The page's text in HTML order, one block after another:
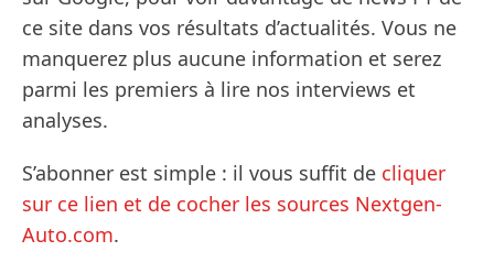
ce site dans vos résultats d’actualités. Vous ne
manquerez plus aucune information et serez
parmi les premiers à lire nos interviews et
analyses.
S’abonner est simple : il vous suffit de cliquer
sur ce lien et de cocher les sources Nextgen-
Auto.com.